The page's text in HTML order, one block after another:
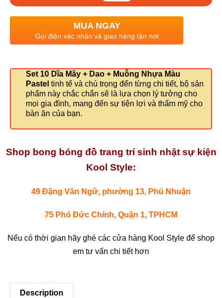
MUA NGAY
Gọi điện xác nhận và giao hàng tận nơi
Set 10 Dĩa Mây + Dao + Muỗng Nhựa Màu
Pastel tinh tế và chú trọng đến từng chi tiết, bộ sản
phẩm này chắc chắn sẽ là lựa chọn lý tưởng cho
mọi gia đình, mang đến sự tiện lợi và thẩm mỹ cho
bàn ăn của bạn.
Shop bong bóng đồ trang trí sinh nhật sự kiện
Kool Style:
49 Đặng Văn Ngữ, phường 13, Phú Nhuận
75 Phó Đức Chính, Quận 1, TPHCM
Nếu có thời gian hãy ghé các cửa hàng Kool Style để shop
em tư vấn chi tiết hơn
Description